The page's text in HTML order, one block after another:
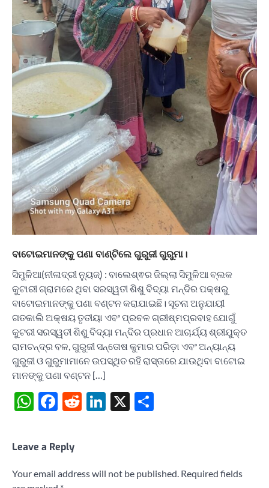
ବାଟୋଇମାନଙ୍କୁ ପଣା ବାଣ୍ଟିଲେ ଗୁରୁଜୀ ଗୁରୁମା।
ସିମୁଳିଆ(ନୀଳାଦ୍ରୀ ନ୍ୟୁଜ୍) : ବାଲେଶ୍ଵର ଜିଲ୍ଲା ସିମୁଳିଆ ବ୍ଲକ
କୁଟାରୀ ଗ୍ରାମରେ ଥିବା ସରସ୍ୱତୀ ଶିଶୁ ବିଦ୍ୟା ମନ୍ଦିର ପକ୍ଷରୁ
ବାଟୋଇମାନଙ୍କୁ ପଣା ବଣ୍ଟନ କରାଯାଇଛି। ସୂଚନା ଅନୁଯାୟୀ
ଗତକାଲି ଅକ୍ଷୟ ତୃତୀୟା ଏବଂ ପ୍ରବଳ ଗ୍ରୀଷ୍ମପ୍ରବାହ ଯୋଗୁଁ
କୁଟରୀ ସରସ୍ୱତୀ ଶିଶୁ ବିଦ୍ୟା ମନ୍ଦିର ପ୍ରଧାନ ଆଚାର୍ଯ୍ୟ ଶ୍ରୀଯୁକ୍ତ
ରାମଚନ୍ଦ୍ର ବଳ, ଗୁରୁଜୀ ସନ୍ତୋଷ କୁମାର ପରିଡ଼ା ଏବଂ ଅନ୍ୟାନ୍ୟ
ଗୁରୁଜୀ ଓ ଗୁରୁମାମାନେ ଉପସ୍ଥିତ ରହି ରାସ୍ତାରେ ଯାଉଥିବା ବାଟୋଇ
ମାନଙ୍କୁ ପଣା ବଣ୍ଟନ […]
WhatsApp
Facebook
RedditLinkedIn
X
Leave a Reply
Your email address will not be published. Required fields